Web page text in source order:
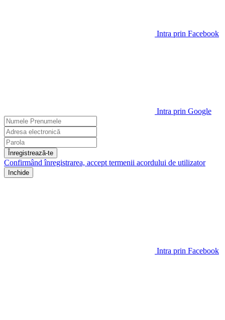
Intra prin Facebook
Intra prin Google
Înregistrează-te
Confirmând înregistrarea, accept termenii acordului de utilizator
Inchide
Intra prin Facebook